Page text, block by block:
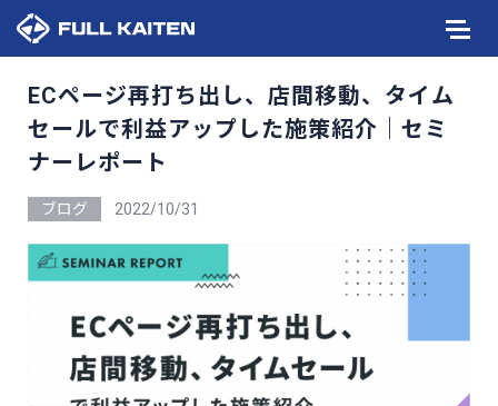
ECページ再打ち出し、店間移動、タイム
セールで利益アップした施策紹介｜セミ
ナーレポート
ブログ 2022/10/31